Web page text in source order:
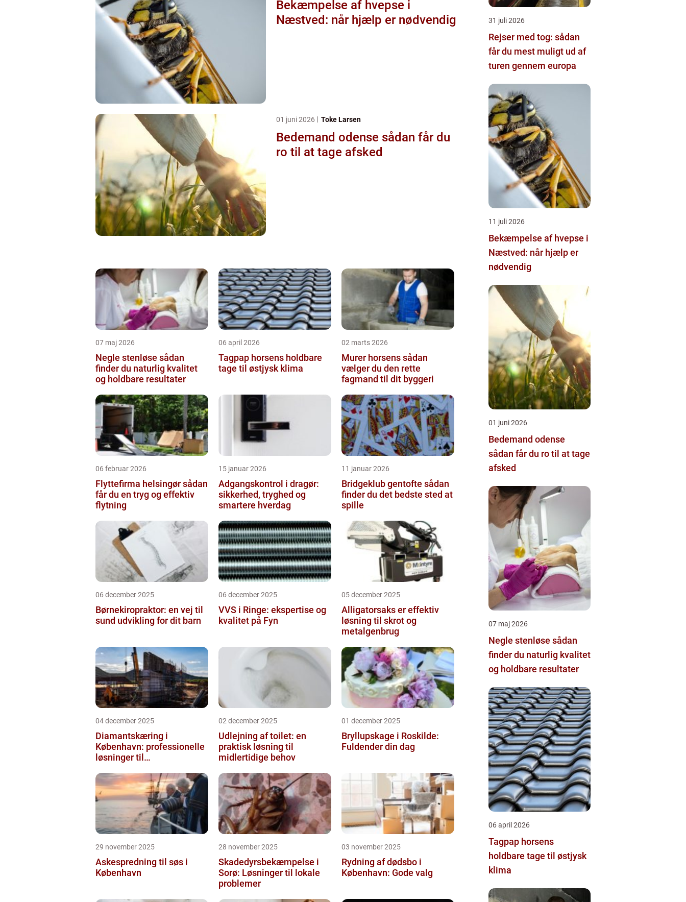
Bekæmpelse af hvepse i
Næstved: når hjælp er nødvendig
01 juni 2026 Toke Larsen
Bedemand odense sådan får du
ro til at tage afsked
07 maj 2026
Negle stenløse sådan
finder du naturlig kvalitet
og holdbare resultater
06 april 2026
Tagpap horsens holdbare
tage til østjysk klima
02 marts 2026
Murer horsens sådan
vælger du den rette
fagmand til dit byggeri
06 februar 2026
Flyttefirma helsingør sådan
får du en tryg og effektiv
flytning
15 januar 2026
Adgangskontrol i dragør:
sikkerhed, tryghed og
smartere hverdag
11 januar 2026
Bridgeklub gentofte sådan
finder du det bedste sted at
spille
06 december 2025
Børnekiropraktor: en vej til
sund udvikling for dit barn
06 december 2025
VVS i Ringe: ekspertise og
kvalitet på Fyn
05 december 2025
Alligatorsaks er effektiv
løsning til skrot og
metalgenbrug
04 december 2025
Diamantskæring i
København: professionelle
løsninger til
02 december 2025
Udlejning af toilet: en
praktisk løsning til
midlertidige behov
01 december 2025
Bryllupskage i Roskilde:
Fuldender din dag
29 november 2025
Askespredning til søs i
København
28 november 2025
Skadedyrsbekæmpelse i
Sorø: Løsninger til lokale
problemer
03 november 2025
Rydning af dødsbo i
København: Gode valg
31 juli 2026
Rejser med tog: sådan
får du mest muligt ud af
turen gennem europa
11 juli 2026
Bekæmpelse af hvepse i
Næstved: når hjælp er
nødvendig
01 juni 2026
Bedemand odense
sådan får du ro til at tage
afsked
07 maj 2026
Negle stenløse sådan
finder du naturlig kvalitet
og holdbare resultater
06 april 2026
Tagpap horsens
holdbare tage til østjysk
klima